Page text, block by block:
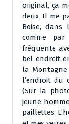
original, ça
deux. Il me
Boise,
comme
fréquente
bel endroit
la Montagne
l’endroit du
(Sur la
jeune
paillettes.